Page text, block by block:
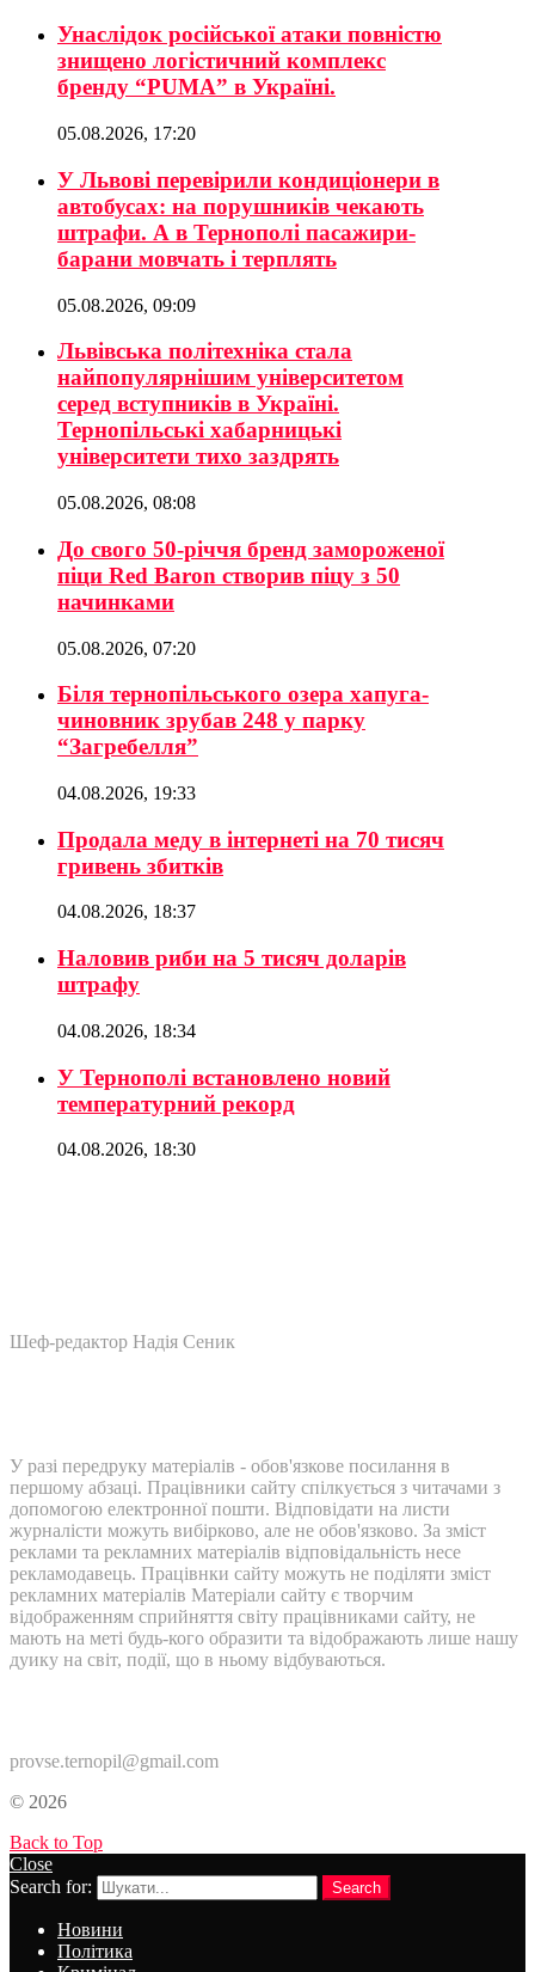
Унаслідок російської атаки повністю
знищено логістичний комплекс
бренду “PUMA” в Україні.
05.08.2026, 17:20
У Львові перевірили кондиціонери в
автобусах: на порушників чекають
штрафи. А в Тернополі пасажири-
барани мовчать і терплять
05.08.2026, 09:09
Львівська політехніка стала
найпопулярнішим університетом
серед вступників в Україні.
Тернопільські хабарницькі
університети тихо заздрять
05.08.2026, 08:08
До свого 50-річчя бренд замороженої
піци Red Baron створив піцу з 50
начинками
05.08.2026, 07:20
Біля тернопільського озера хапуга-
чиновник зрубав 248 у парку
“Загребелля”
04.08.2026, 19:33
Продала меду в інтернеті на 70 тисяч
гривень збитків
04.08.2026, 18:37
Наловив риби на 5 тисяч доларів
штрафу
04.08.2026, 18:34
У Тернополі встановлено новий
температурний рекорд
04.08.2026, 18:30
Шеф-редактор Надія Сеник
У разі передруку матеріалів - обов'язкове посилання в
першому абзаці. Працівники сайту спілкується з читачами з
допомогою електронної пошти. Відповідати на листи
журналісти можуть вибірково, але не обов'язково. За зміст
реклами та рекламних матеріалів відповідальність несе
рекламодавець. Працівнки сайту можуть не поділяти зміст
рекламних матеріалів Матеріали сайту є творчим
відображенням сприйняття світу працівниками сайту, не
мають на меті будь-кого образити та відображають лише нашу
дуику на світ, події, що в ньому відбуваються.
provse.ternopil@gmail.com
© 2026
Back to Top
Close
Search for:
Search
Новини
Політика